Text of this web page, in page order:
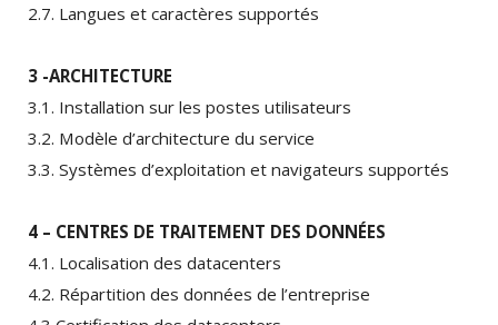
2.7. Langues et caractères supportés
3 -ARCHITECTURE
3.1. Installation sur les postes utilisateurs
3.2. Modèle d’architecture du service
3.3. Systèmes d’exploitation et navigateurs supportés
4 – CENTRES DE TRAITEMENT DES DONNÉES
4.1. Localisation des datacenters
4.2. Répartition des données de l’entreprise